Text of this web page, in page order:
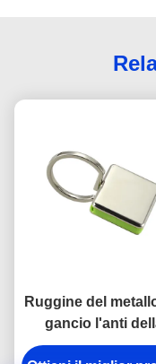
Ruggine del
gancio l'anti
catena chiave